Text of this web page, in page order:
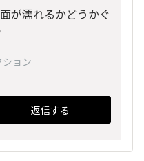
が濡れるかどうかぐ
ション
返信する